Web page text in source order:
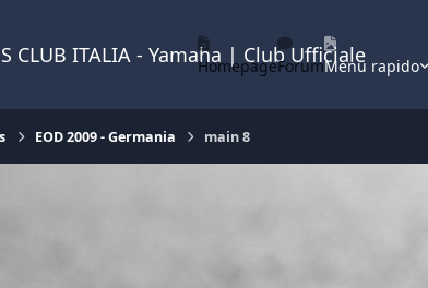
CLUB ITALIA - Yamaha | Club Ufficiale
HomepageForumMenu rapido
EOD 2009 - Germania main 8